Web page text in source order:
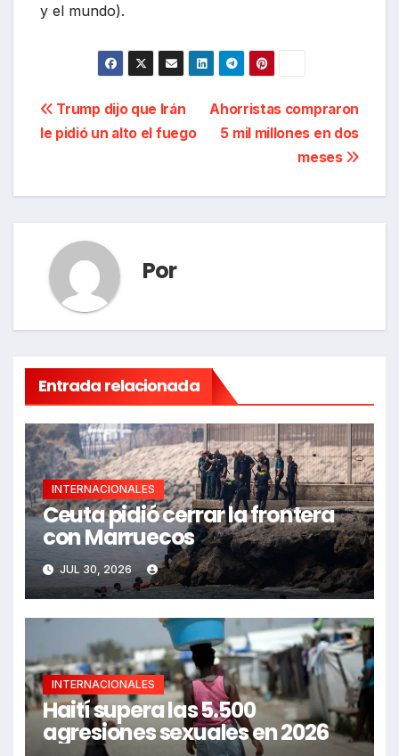
y el mundo).
Navegación
de
entradas
Ahorristas compraron
5 mil millones en dos
meses
Trump dijo que Irán
le pidió un alto el fuego
Por
Entrada relacionada
INTERNACIONALES
Ceuta pidió cerrar la frontera
con Marruecos
JUL 30, 2026
INTERNACIONALES
Haití supera las 5.500
agresiones sexuales en 2026